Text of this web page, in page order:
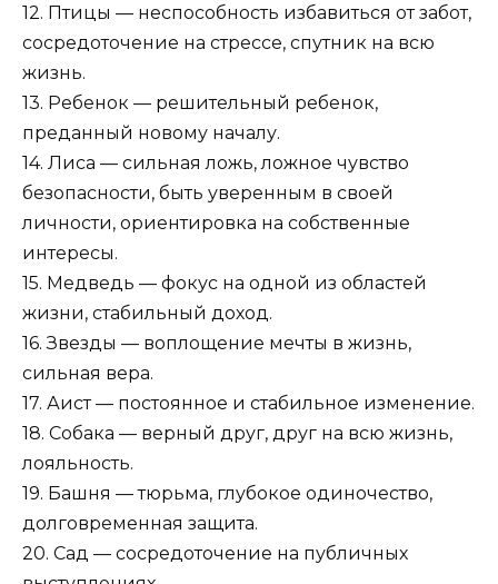
12. Птицы — неспособность избавиться от забот,
сосредоточение на стрессе, спутник на всю
жизнь.
13. Ребенок — решительный ребенок,
преданный новому началу.
14. Лиса — сильная ложь, ложное чувство
безопасности, быть уверенным в своей
личности, ориентировка на собственные
интересы.
15. Медведь — фокус на одной из областей
жизни, стабильный доход.
16. Звезды — воплощение мечты в жизнь,
сильная вера.
17. Аист — постоянное и стабильное изменение.
18. Собака — верный друг, друг на всю жизнь,
лояльность.
19. Башня — тюрьма, глубокое одиночество,
долговременная защита.
20. Сад — сосредоточение на публичных